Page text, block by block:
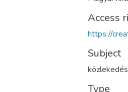
Access
https://
Subject
Type